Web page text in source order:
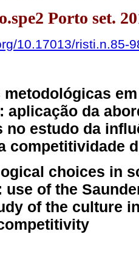
Porto set.
10.17013/risti.n.85-
metodológicas
aplicação da
no estudo da
competitividade
choices in
use of the
of the culture